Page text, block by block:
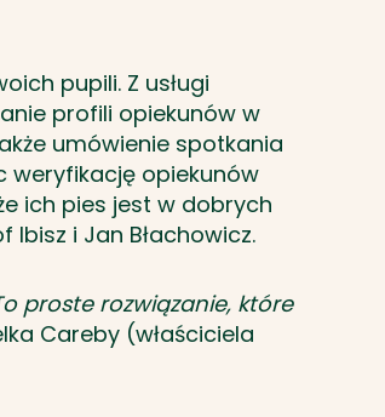
pupili. Z usługi
profili opiekunów w
umówienie spotkania
weryfikację opiekunów
ich pies jest w dobrych
Ibisz i Jan Błachowicz.
proste rozwiązanie, które
Careby (właściciela